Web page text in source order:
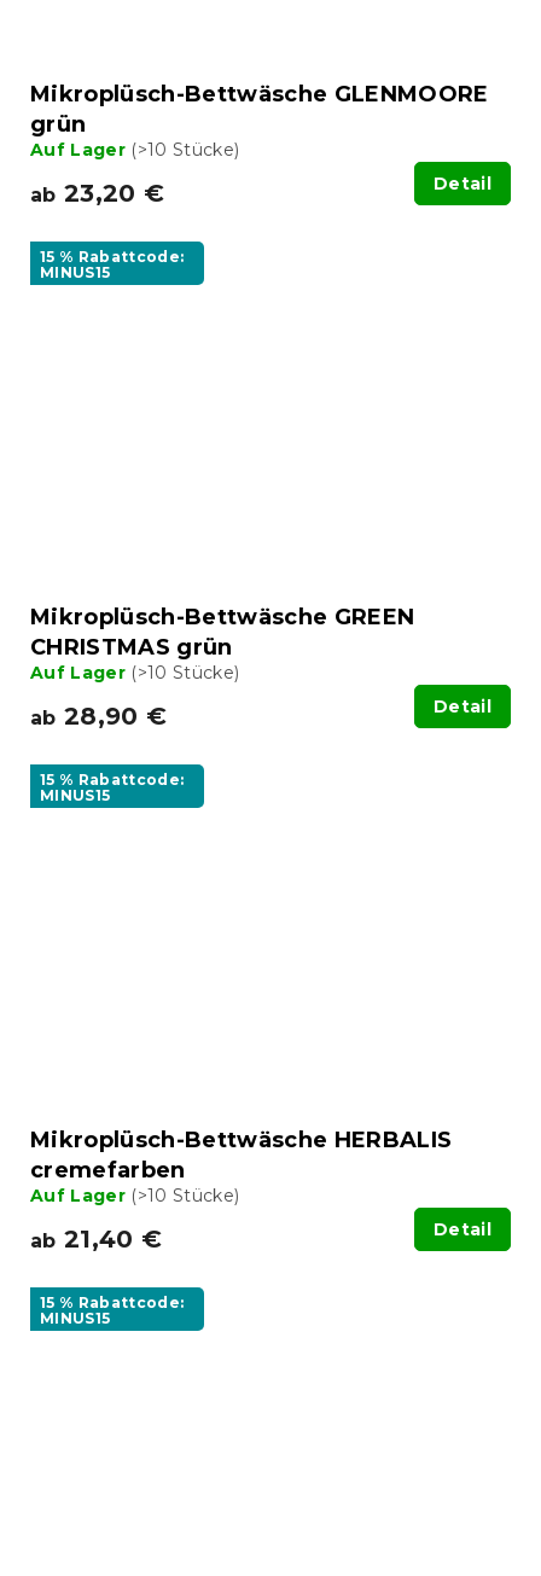
Mikroplüsch-Bettwäsche GLENMOORE
grün
Auf Lager (>10 Stücke)
ab 23,20 € Detail
15 % Rabattcode:
MINUS15
Mikroplüsch-Bettwäsche GREEN
CHRISTMAS grün
Auf Lager (>10 Stücke)
ab 28,90 € Detail
15 % Rabattcode:
MINUS15
Mikroplüsch-Bettwäsche HERBALIS
cremefarben
Auf Lager (>10 Stücke)
ab 21,40 € Detail
15 % Rabattcode:
MINUS15